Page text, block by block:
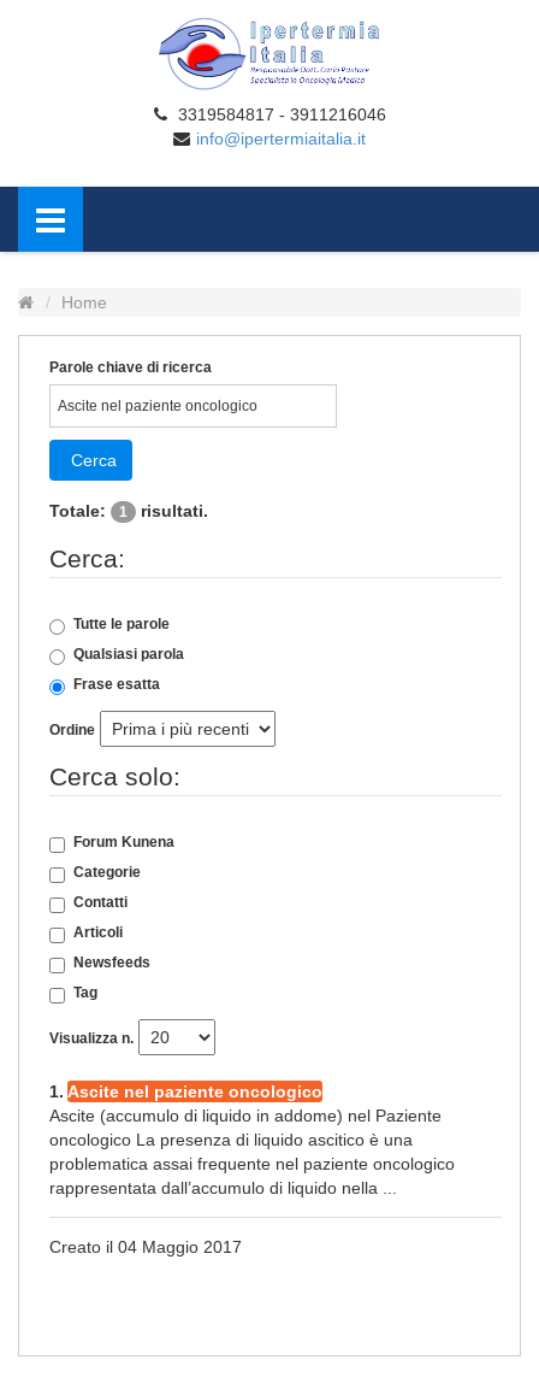
3319584817 - 3911216046
info@ipertermiaitalia.it
Home
Parole chiave di ricerca
Cerca
Totale: 1 risultati.
Cerca:
Tutte le parole
Qualsiasi parola
Frase esatta
Ordine
Cerca solo:
Forum Kunena
Categorie
Contatti
Articoli
Newsfeeds
Tag
Visualizza n.
1. Ascite nel paziente oncologico
Ascite (accumulo di liquido in addome) nel Paziente
oncologico La presenza di liquido ascitico è una
problematica assai frequente nel paziente oncologico
rappresentata dall’accumulo di liquido nella ...
Creato il 04 Maggio 2017